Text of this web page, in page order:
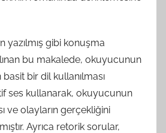
yazılmış gibi konuşma
bu makalede, okuyucunun
bir dil kullanılması
ses kullanarak, okuyucunun
ve olayların gerçekliğini
Ayrıca retorik sorular,